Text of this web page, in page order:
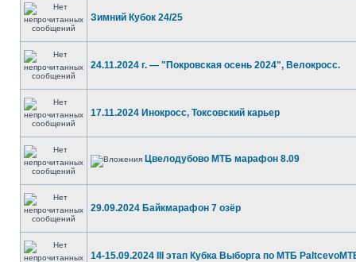
Зимний Кубок 24/25
24.11.2024 г. — "Покровская осень 2024", Велокросс.
17.11.2024 Инокросс, Токсовский карьер
Цвелодубово МТБ марафон 8.09
29.09.2024 Байкмарафон 7 озёр
14-15.09.2024 III этап Кубка Выборга по МТБ